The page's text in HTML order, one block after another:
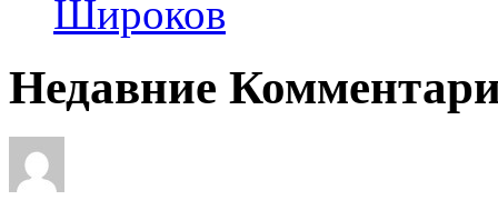
Широков
Недавние